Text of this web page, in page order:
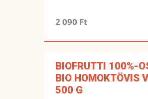
2 090 Ft
BIOFRUTTI 100%-
BIO HOMOKTÖVIS
500 G